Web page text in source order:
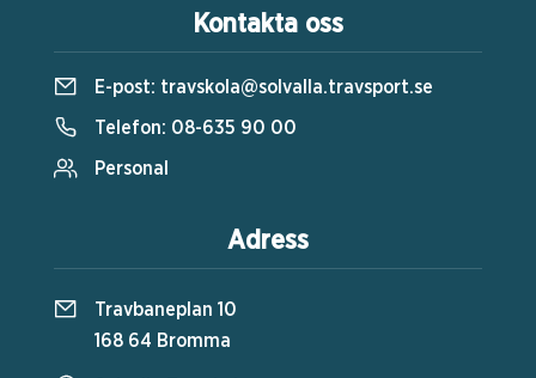
Kontakta oss
E-post: travskola@solvalla.travsport.se
Telefon: 08-635 90 00
Personal
Adress
Travbaneplan 10
168 64 Bromma